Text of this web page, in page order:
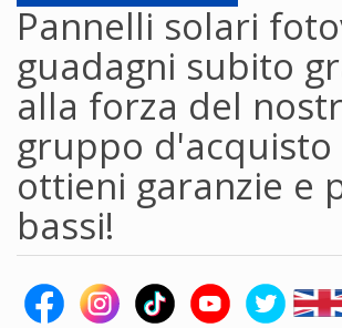
Pannelli solari
guadagni subito
alla forza del
gruppo d'acquisto
ottieni garanzie e
bassi!